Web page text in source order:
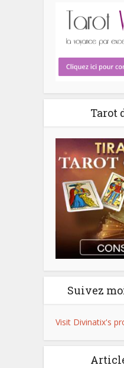
Tarot
Suivez
Visit Divinatix's